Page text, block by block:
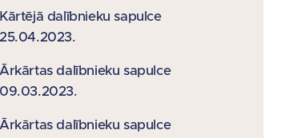
Kārtējā dalībnieku sapulce
25.04.2023.
Ārkārtas dalībnieku sapulce
09.03.2023.
Ārkārtas dalībnieku sapulce